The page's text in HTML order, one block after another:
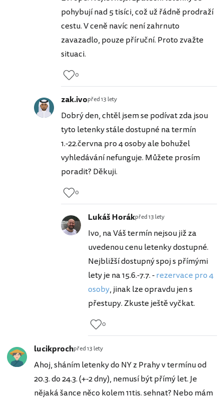
pohybují nad 5 tisíci, což už řádně prodraží
cestu. V ceně navíc není zahrnuto
zavazadlo, pouze příruční. Proto zvažte
situaci.
0
zak.ivopřed 13 lety
Dobrý den, chtěl jsem se podívat zda jsou
tyto letenky stále dostupné na termín
1.-22.června pro 4 osoby ale bohužel
vyhledávání nefunguje. Můžete prosím
poradit? Děkuji.
0
Lukáš Horákpřed 13 lety
Ivo, na Váš termín nejsou již za
uvedenou cenu letenky dostupné.
Nejbližší dostupný spoj s přímými
lety je na 15.6.-7.7. -rezervace pro 4
osoby, jinak lze opravdu jen s
přestupy. Zkuste ještě vyčkat.
0
lucikprochpřed 13 lety
Ahoj, sháním letenky do NY z Prahy v termínu od
20.3. do 24.3. (+-2 dny), nemusí být přímý let. Je
nějaká šance něco kolem 11tis. sehnat? Nebo mám